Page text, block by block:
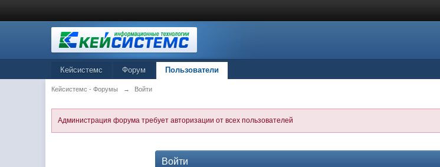
Кейсистемс Форум Пользователи
Кейсистемс - Форумы → Войти
Администрация форума требует авторизации от всех пользователей
Войти